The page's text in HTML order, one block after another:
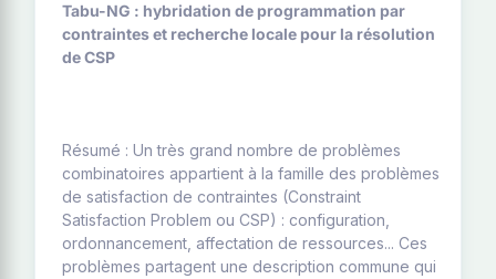
Tabu-NG : hybridation de programmation par
contraintes et recherche locale pour la résolution
de CSP
Résumé : Un très grand nombre de problèmes
combinatoires appartient à la famille des problèmes
de satisfaction de contraintes (Constraint
Satisfaction Problem ou CSP) : configuration,
ordonnancement, affectation de ressources... Ces
problèmes partagent une description commune qui